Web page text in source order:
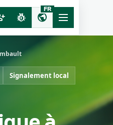
pest_control public
FR
Signalement local